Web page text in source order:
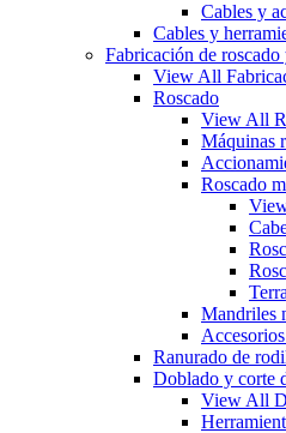
Cables y
Cables y
Fabricación de roscado
View All
Roscado
View All
Máquinas
Roscado
Mandriles
Ranurado de
Doblado y corte
View All